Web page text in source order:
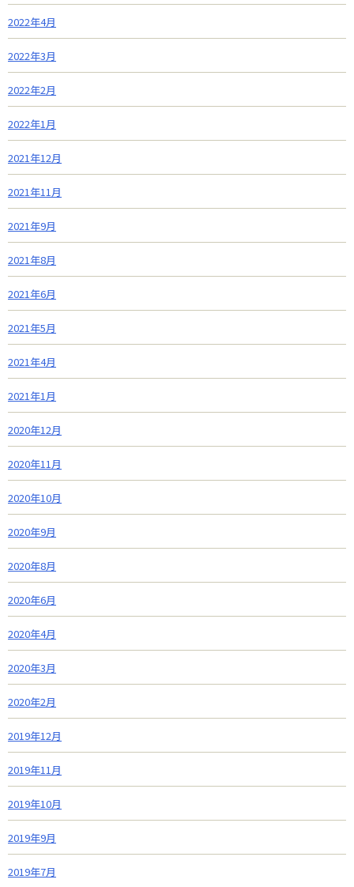
2022年4月
2022年3月
2022年2月
2022年1月
2021年12月
2021年11月
2021年9月
2021年8月
2021年6月
2021年5月
2021年4月
2021年1月
2020年12月
2020年11月
2020年10月
2020年9月
2020年8月
2020年6月
2020年4月
2020年3月
2020年2月
2019年12月
2019年11月
2019年10月
2019年9月
2019年7月